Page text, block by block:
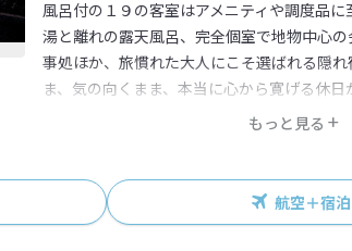
もっと見る
風呂付の１９の客室はアメニティや調度品
湯と離れの露天風呂、完全個室で地物中心
事処ほか、旅慣れた大人にこそ選ばれる隠
ま、気の向くまま、本当に心から寛げる休日
航空＋宿